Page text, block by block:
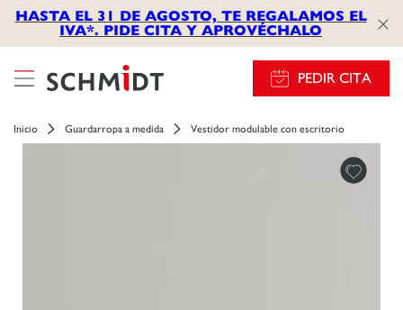
HASTA EL 31 DE AGOSTO, TE REGALAMOS EL
IVA*. PIDE CITA Y APROVÉCHALO
PEDIR CITA
Inicio Guardarropa a medida Vestidor modulable con escritorio